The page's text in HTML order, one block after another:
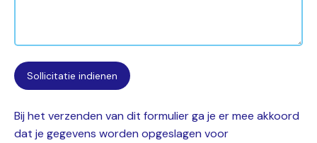
Bij het verzenden van dit formulier ga je er mee akkoord
dat je gegevens worden opgeslagen voor